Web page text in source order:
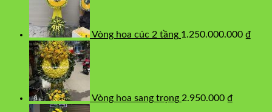
Vòng hoa cúc 2 tầng 1.250.000.000 ₫
Vòng hoa sang trọng 2.950.000 ₫